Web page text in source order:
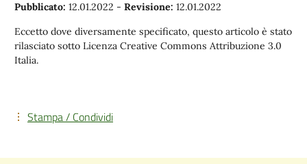
Pubblicato: 12.01.2022 - Revisione: 12.01.2022
Eccetto dove diversamente specificato, questo articolo è stato
rilasciato sotto Licenza Creative Commons Attribuzione 3.0
Italia.
Stampa / Condividi